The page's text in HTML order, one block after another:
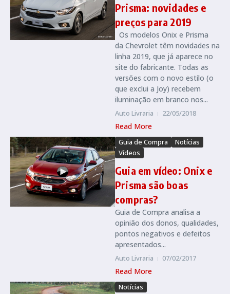
Prisma: novidades e
preços para 2019
Os modelos Onix e Prisma
da Chevrolet têm novidades na
linha 2019, que já aparece no
site do fabricante. Todas as
versões com o novo estilo (o
que exclui a Joy) recebem
iluminação em branco nos...
Auto Livraria 22/05/2018
Read More
Guia de Compra
Notícias
Vídeos
Guia em vídeo: Onix e
Prisma são boas
compras?
Guia de Compra analisa a
opinião dos donos, qualidades,
pontos negativos e defeitos
apresentados...
Auto Livraria 07/02/2017
Read More
Notícias